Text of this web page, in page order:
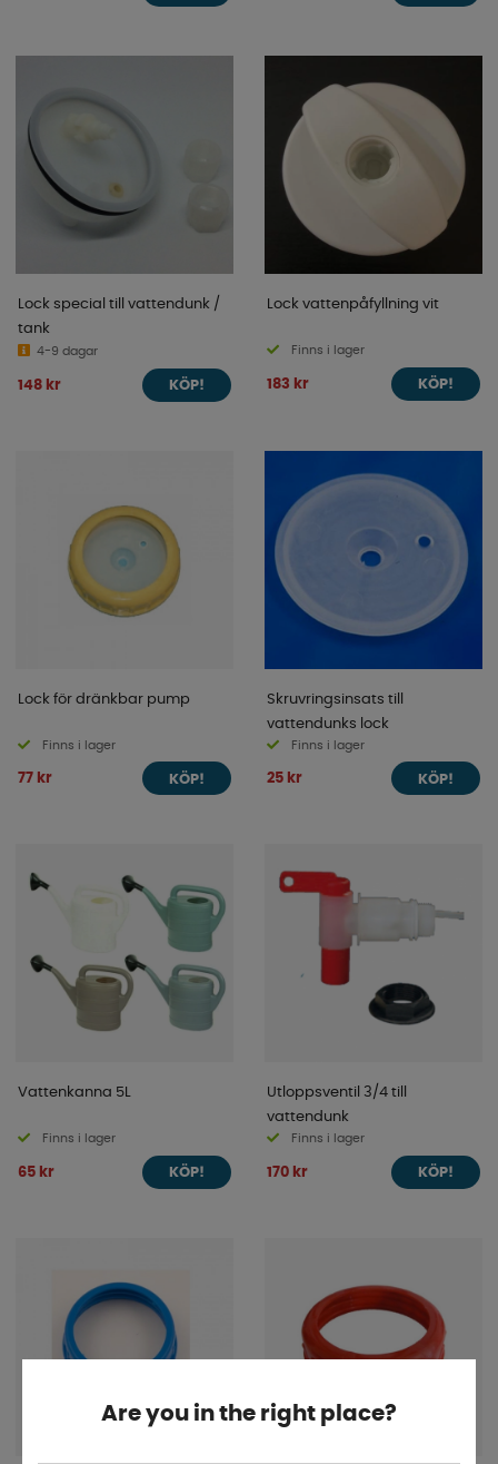
Lock special till vattendunk /
tank
4-9 dagar
148 kr KÖP!
Lock vattenpåfyllning vit
Finns i lager
183 kr KÖP!
Lock för dränkbar pump
Finns i lager
77 kr KÖP!
Skruvringsinsats till
vattendunks lock
Finns i lager
25 kr KÖP!
Vattenkanna 5L
Finns i lager
65 kr KÖP!
Utloppsventil 3/4 till
vattendunk
Finns i lager
170 kr KÖP!
Are you in the right place?